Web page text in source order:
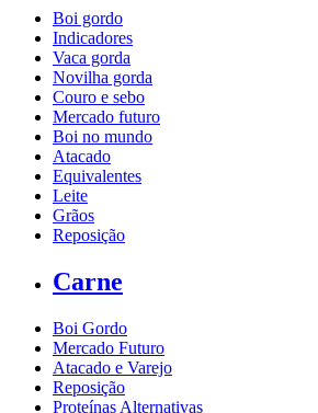
Boi gordo
Indicadores
Vaca gorda
Novilha gorda
Couro e sebo
Mercado futuro
Boi no mundo
Atacado
Equivalentes
Leite
Grãos
Reposição
Carne
Boi Gordo
Mercado Futuro
Atacado e Varejo
Reposição
Proteínas Alternativas